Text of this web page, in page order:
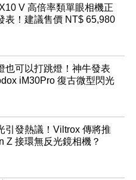
V 高倍率類單眼相機正
表！建議售價 NT$ 65,980
也可以打跳燈！神牛發表
iM30Pro 復古微型閃光
引發熱議！Viltrox 傳將推
Z 接環無反光鏡相機？